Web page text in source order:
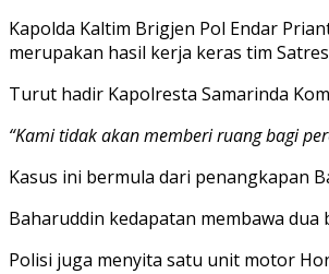
Kapolda Kaltim Brigjen Pol Endar
merupakan hasil kerja keras tim
Turut hadir Kapolresta Samarinda
“Kami tidak akan memberi ruang bagi
Kasus ini bermula dari penangkapan
Baharuddin kedapatan membawa
Polisi juga menyita satu unit motor